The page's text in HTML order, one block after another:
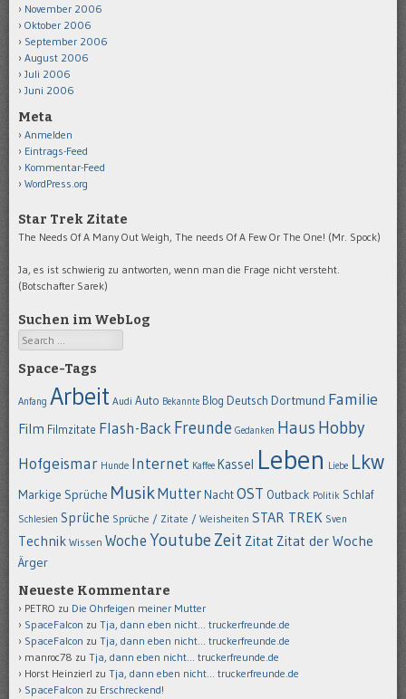
November 2006
Oktober 2006
September 2006
August 2006
Juli 2006
Juni 2006
Meta
Anmelden
Eintrags-Feed
Kommentar-Feed
WordPress.org
Star Trek Zitate
The Needs Of A Many Out Weigh, The needs Of A Few Or The One! (Mr. Spock)
Ja, es ist schwierig zu antworten, wenn man die Frage nicht versteht.
(Botschafter Sarek)
Suchen im WebLog
Search
Space-Tags
Anfang Arbeit Audi Auto Bekannte Blog Deutsch Dortmund Familie
Film Filmzitate Flash-BackFreunde Gedanken Haus Hobby
Hofgeismar Hunde Internet Kaffee Kassel Leben Liebe Lkw
Markige Sprüche MusikMutter NachtOST Outback Politik Schlaf
Schlesien Sprüche Sprüche / Zitate / Weisheiten STAR TREK Sven
Technik Wissen Woche Youtube Zeit Zitat Zitat der Woche
Ärger
Neueste Kommentare
PETRO zu Die Ohrfeigen meiner Mutter
SpaceFalcon zu Tja, dann eben nicht… truckerfreunde.de
SpaceFalcon zu Tja, dann eben nicht… truckerfreunde.de
manroc78 zu Tja, dann eben nicht… truckerfreunde.de
Horst Heinzierl zu Tja, dann eben nicht… truckerfreunde.de
SpaceFalcon zu Erschreckend!